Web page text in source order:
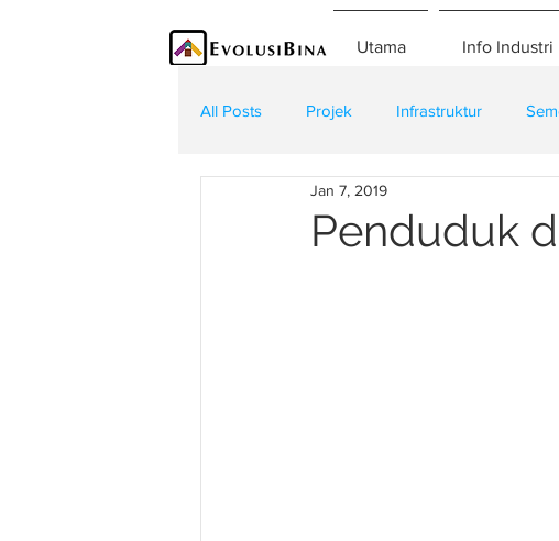
Utama Info Industri
All Posts Projek Infrastruktur
Teknologi Kontraktor
Penduduk
Jan 7, 2019